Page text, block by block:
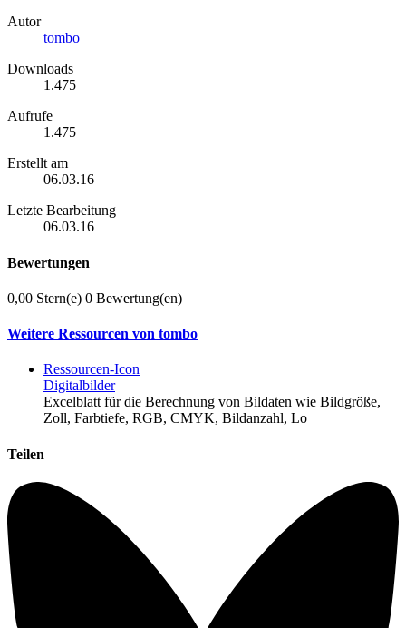
Autor
tombo
Downloads
1.475
Aufrufe
1.475
Erstellt am
06.03.16
Letzte Bearbeitung
06.03.16
Bewertungen
0,00 Stern(e) 0 Bewertung(en)
Weitere Ressourcen von tombo
Ressourcen-Icon
Digitalbilder
Excelblatt für die Berechnung von Bildaten wie Bildgröße,
Zoll, Farbtiefe, RGB, CMYK, Bildanzahl, Lo
Teilen